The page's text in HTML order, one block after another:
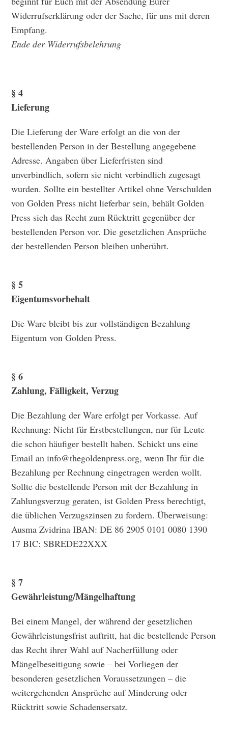
Widerrufserklärung oder der Sache, für uns mit deren
Empfang.
Ende der Widerrufsbelehrung
§ 4
Lieferung
Die Lieferung der Ware erfolgt an die von der
bestellenden Person in der Bestellung angegebene
Adresse. Angaben über Lieferfristen sind
unverbindlich, sofern sie nicht verbindlich zugesagt
wurden. Sollte ein bestellter Artikel ohne Verschulden
von Golden Press nicht lieferbar sein, behält Golden
Press sich das Recht zum Rücktritt gegenüber der
bestellenden Person vor. Die gesetzlichen Ansprüche
der bestellenden Person bleiben unberührt.
§ 5
Eigentumsvorbehalt
Die Ware bleibt bis zur vollständigen Bezahlung
Eigentum von Golden Press.
§ 6
Zahlung, Fälligkeit, Verzug
Die Bezahlung der Ware erfolgt per Vorkasse. Auf
Rechnung: Nicht für Erstbestellungen, nur für Leute
die schon häufiger bestellt haben. Schickt uns eine
Email an info@thegoldenpress.org, wenn Ihr für die
Bezahlung per Rechnung eingetragen werden wollt.
Sollte die bestellende Person mit der Bezahlung in
Zahlungsverzug geraten, ist Golden Press berechtigt,
die üblichen Verzugszinsen zu fordern. Überweisung:
Ausma Zvidrina IBAN: DE 86 2905 0101 0080 1390
17 BIC: SBREDE22XXX
§ 7
Gewährleistung/Mängelhaftung
Bei einem Mangel, der während der gesetzlichen
Gewährleistungsfrist auftritt, hat die bestellende Person
das Recht ihrer Wahl auf Nacherfüllung oder
Mängelbeseitigung sowie ­– bei Vorliegen der
besonderen gesetzlichen Voraussetzungen ­– die
weitergehenden Ansprüche auf Minderung oder
Rücktritt sowie Schadensersatz.